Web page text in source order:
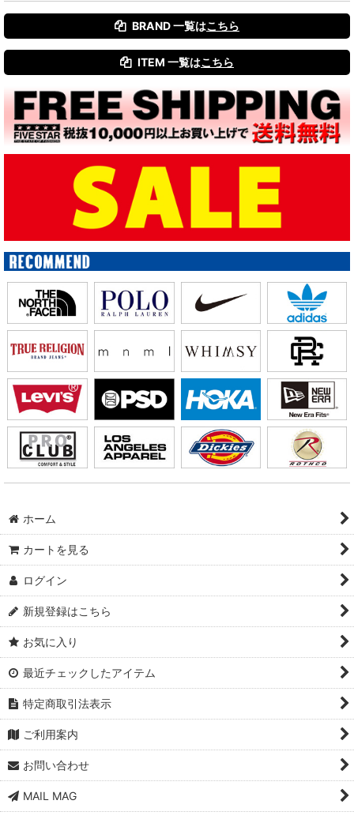
絞り込む
BRAND 一覧はこちら
ITEM 一覧はこちら
ホーム
カートを見る
ログイン
新規登録はこちら
お気に入り
最近チェックしたアイテム
特定商取引法表示
ご利用案内
お問い合わせ
MAIL MAG